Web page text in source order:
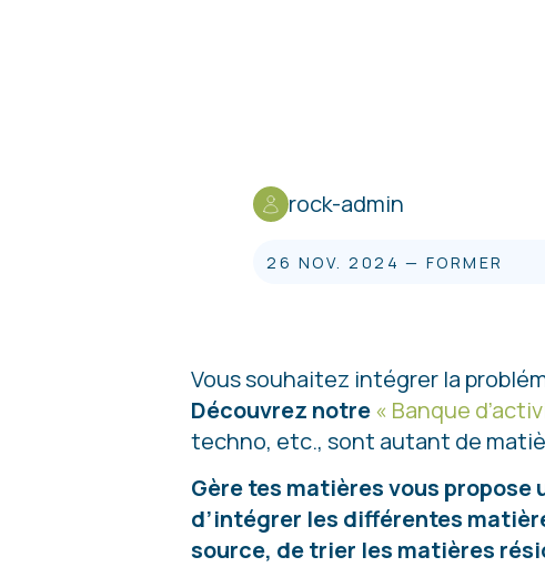
rock-admin
26 NOV. 2024 — FORMER
Vous souhaitez intégrer la
Découvrez notre« Banque
techno, etc., sont autant de
Gère tes matières vous
d’intégrer les différentes
source, de trier les matières